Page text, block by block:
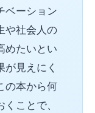
ベーション
や社会人の
めたいとい
見えにく
の本から何
ことで、